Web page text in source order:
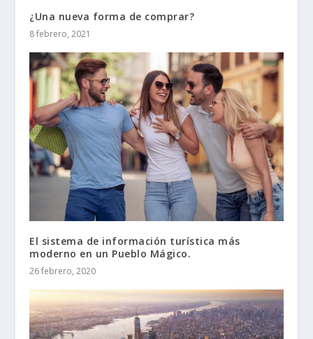
¿Una nueva forma de comprar?
8 febrero, 2021
El sistema de información turística más
moderno en un Pueblo Mágico.
26 febrero, 2020